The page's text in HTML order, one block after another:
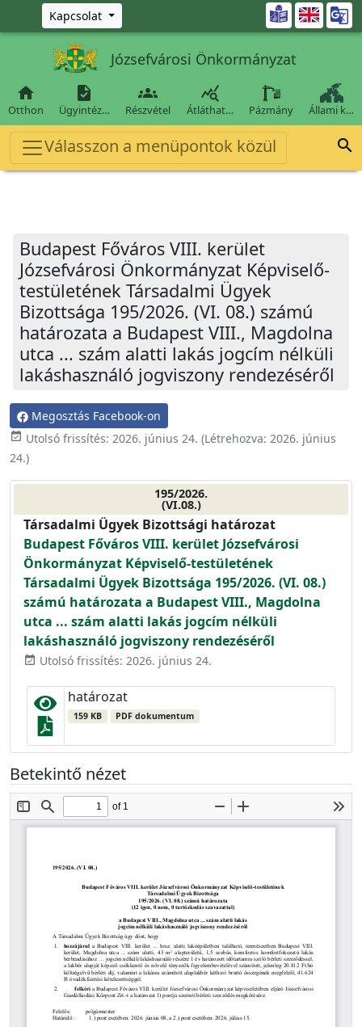
Ugrás a fő tartalomra
Kapcsolat 
Józsefvárosi Önkormányzat

Otthon

Ügyintéz…

Részvétel

Átláthat… Pázmány Állami k…
Válasszon a menüpontok közül 
Budapest Főváros VIII. kerület
Józsefvárosi Önkormányzat Képviselő-
testületének Társadalmi Ügyek
Bizottsága 195/2026. (VI. 08.) számú
határozata a Budapest VIII., Magdolna
utca ... szám alatti lakás jogcím nélküli
lakáshasználó jogviszony rendezéséről
Megosztás Facebook-on
event_available Utolsó frissítés: 2026. június 24. (Létrehozva: 2026. június
24.)
195/2026.
(VI.08.)
Társadalmi Ügyek Bizottsági határozat
Budapest Főváros VIII. kerület Józsefvárosi
Önkormányzat Képviselő-testületének
Társadalmi Ügyek Bizottsága 195/2026. (VI. 08.)
számú határozata a Budapest VIII., Magdolna
utca ... szám alatti lakás jogcím nélküli
lakáshasználó jogviszony rendezéséről
event_available Utolsó frissítés: 2026. június 24.
határozat
159 KB PDF dokumentum
Betekintő nézet